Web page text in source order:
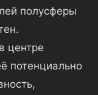
полусферы
центре
потенциально